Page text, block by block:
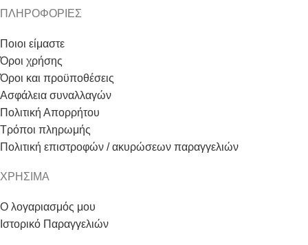
ΠΛΗΡΟΦΟΡΙΕΣ
Ποιοι είμαστε
Όροι χρήσης
Όροι και προϋποθέσεις
Ασφάλεια συναλλαγών
Πολιτική Απορρήτου
Τρόποι πληρωμής
Πολιτική επιστροφών / ακυρώσεων παραγγελιών
ΧΡΗΣΙΜΑ
Ο λογαριασμός μου
Ιστορικό Παραγγελιών